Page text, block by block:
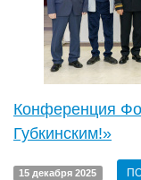
Конференция
Губкинским!»
15 декабря 2025